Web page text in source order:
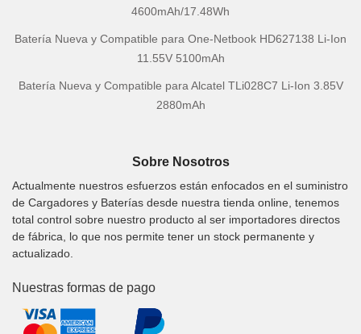
4600mAh/17.48Wh
Batería Nueva y Compatible para One-Netbook HD627138 Li-Ion
11.55V 5100mAh
Batería Nueva y Compatible para Alcatel TLi028C7 Li-Ion 3.85V
2880mAh
Sobre Nosotros
Actualmente nuestros esfuerzos están enfocados en el suministro
de Cargadores y Baterías desde nuestra tienda online, tenemos
total control sobre nuestro producto al ser importadores directos
de fábrica, lo que nos permite tener un stock permanente y
actualizado.
Nuestras formas de pago